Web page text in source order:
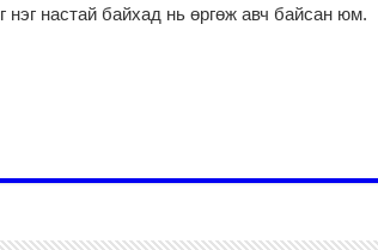
настай байхад нь өргөж авч байсан юм.